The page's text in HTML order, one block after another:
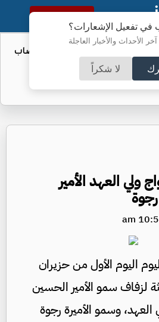
في تفعيل الإشعارات؟
الأحداث والأخبار العاجلة
لا شكراً
النسخة الكاملة
حزب واحد فشل في إكمال نصاب
ولي العهد الأمير
اليوم الأول من حزيران
لزفاف سمو الأمير الحسين
العهد، وسمو الأميرة رجوة